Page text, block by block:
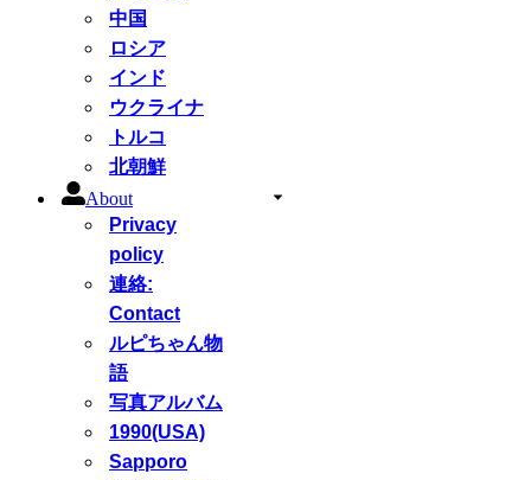
中国
ロシア
インド
ウクライナ
トルコ
北朝鮮
About
Privacy
policy
連絡:
Contact
ルピちゃん物
語
写真アルバム
1990(USA)
Sapporo